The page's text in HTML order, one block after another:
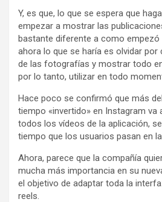
Y, es que, lo que se espera que
empezar a mostrar las
bastante diferente a como empezó
ahora lo que se haría es olvidar
de las fotografías y mostrar todo
por lo tanto, utilizar en todo
Hace poco se confirmó que más
tiempo «invertido» en Instagram va
todos los vídeos de la aplicación,
tiempo que los usuarios pasan en
Ahora, parece que la compañía
mucha más importancia en su
el objetivo de adaptar toda la
reels.